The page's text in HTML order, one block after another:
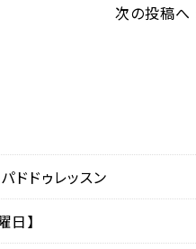
次の投稿へ
ドドゥレッスン
日】